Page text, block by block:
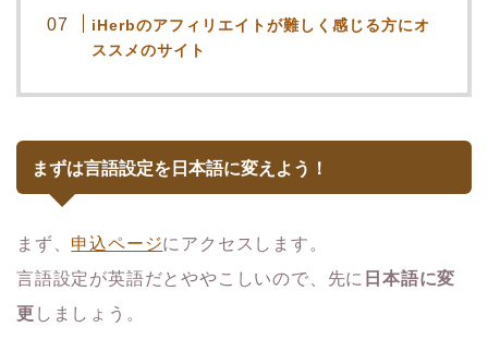
iHerbのアフィリエイトが難しく感じる方にオ
ススメのサイト
まずは言語設定を日本語に変えよう！
まず、 申込ページにアクセスします。
言語設定が英語だとややこしいので、先に 日本語に変
更 しましょう。